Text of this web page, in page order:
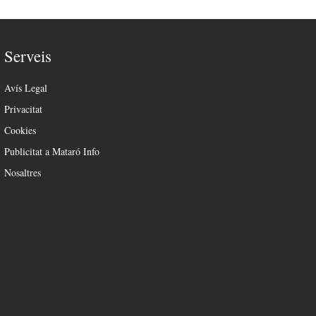
Serveis
Avís Legal
Privacitat
Cookies
Publicitat a Mataró Info
Nosaltres